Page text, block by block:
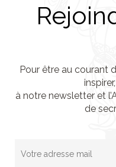
Pour être au courant
à notre newsletter et
de